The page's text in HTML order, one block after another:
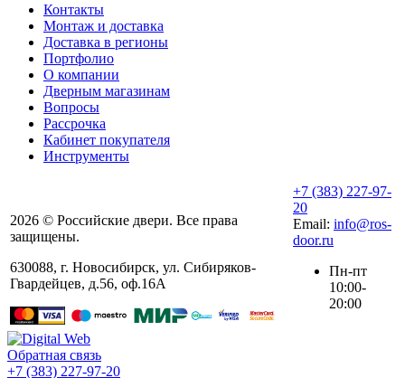
Контакты
Монтаж и доставка
Доставка в регионы
Портфолио
О компании
Дверным магазинам
Вопросы
Рассрочка
Кабинет покупателя
Инструменты
2026 © Российские двери. Все права
защищены.
630088, г. Новосибирск, ул. ​Сибиряков-
Гвардейцев, д.56​, оф.16А
+7 (383) 227-97-
20
Email: info@ros-
door.ru
Пн-пт
10:00-
20:00
Обратная связь
+7 (383) 227-97-20